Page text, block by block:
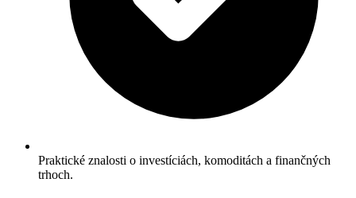
Praktické znalosti o investíciách, komoditách a finančných
trhoch.